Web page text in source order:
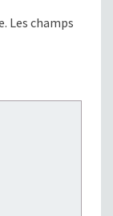
Les champs